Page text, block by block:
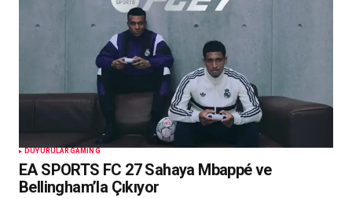
DUYURULAR GAMING
EA SPORTS FC 27 Sahaya Mbappé ve
Bellingham’la Çıkıyor